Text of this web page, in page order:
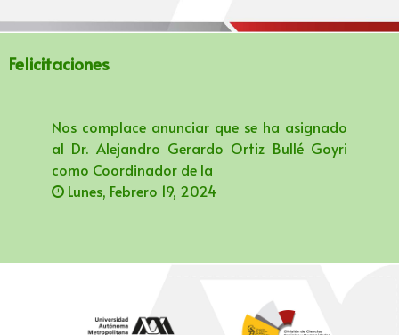
Felicitaciones
Nos complace anunciar que se ha asignado
al Dr. Alejandro Gerardo Ortiz Bullé Goyri
como Coordinador de la
Lunes, Febrero 19, 2024